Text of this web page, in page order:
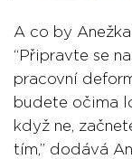
A co by
“Připravte se
pracovní
budete očima
když ne,
tím,” dodává